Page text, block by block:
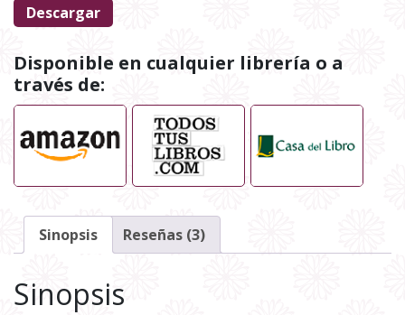
Descargar
Disponible en cualquier librería o a
través de:
Sinopsis Reseñas (3)
Sinopsis